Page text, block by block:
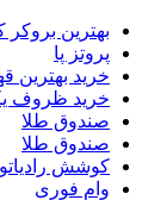
بهترین بروکر
پروتز پا
خرید بهترین
خرید ظروف
صندوق طلا
صندوق طلا
کوشش
وام فوری